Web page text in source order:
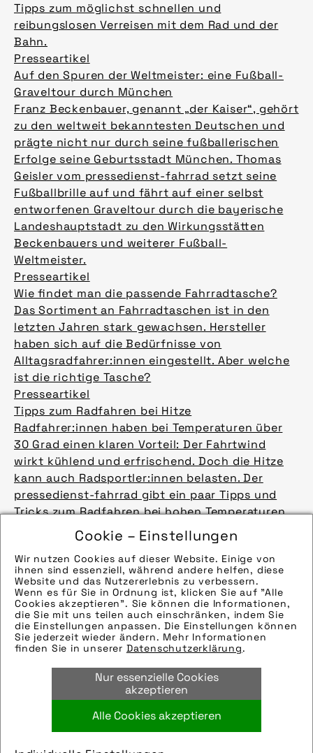
Cookie – Einstellungen
Wir nutzen Cookies auf dieser Website. Einige von
ihnen sind essenziell, während andere helfen, diese
Website und das Nutzererlebnis zu verbessern.
Wenn es für Sie in Ordnung ist, klicken Sie auf "Alle
Cookies akzeptieren". Sie können die Informationen,
die Sie mit uns teilen auch einschränken, indem Sie
die Einstellungen anpassen. Die Einstellungen können
Sie jederzeit wieder ändern. Mehr Informationen
finden Sie in unserer Datenschutzerklärung.
Nur essenzielle Cookies
akzeptieren
Alle Cookies akzeptieren
Tipps zum möglichst schnellen und
reibungslosen Verreisen mit dem Rad und der
Bahn.
Presseartikel
Auf den Spuren der Weltmeister: eine Fußball-
Graveltour durch München
Franz Beckenbauer, genannt „der Kaiser“, gehört
zu den weltweit bekanntesten Deutschen und
prägte nicht nur durch seine fußballerischen
Erfolge seine Geburtsstadt München. Thomas
Geisler vom pressedienst-fahrrad setzt seine
Fußballbrille auf und fährt auf einer selbst
entworfenen Graveltour durch die bayerische
Landeshauptstadt zu den Wirkungsstätten
Beckenbauers und weiterer Fußball-
Weltmeister.
Presseartikel
Wie findet man die passende Fahrradtasche?
Das Sortiment an Fahrradtaschen ist in den
letzten Jahren stark gewachsen. Hersteller
haben sich auf die Bedürfnisse von
Alltagsradfahrer:innen eingestellt. Aber welche
ist die richtige Tasche?
Presseartikel
Tipps zum Radfahren bei Hitze
Radfahrer:innen haben bei Temperaturen über
30 Grad einen klaren Vorteil: Der Fahrtwind
wirkt kühlend und erfrischend. Doch die Hitze
kann auch Radsportler:innen belasten. Der
pressedienst-fahrrad gibt ein paar Tipps und
Tricks zum Radfahren bei hohen Temperaturen.
Presseartikel
Reiserad: Zwischen Sixpack und E-Mobilität
Das Verreisen auf dem Fahrrad steht hoch im
Kurs. Wer im nächsten Sommer eine Radreise
plant, macht sich teilweise jetzt schon
Gedanken über Route und passende
Ausstattung.
Presseartikel
Eine Radtour mit den Enkelkindern bereitet
Freude und stärkt den familiären Zusammenhalt.
Aber Planung und Umsetzung sind manchmal
nicht ganz so einfach, wie man sich das denkt.
Damit alle auf der Tour Spaß haben, sollte man
mehr laden 9 / 120